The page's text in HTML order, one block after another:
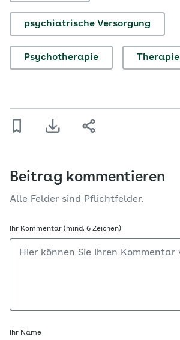
psychiatrische Versorgung
Psychotherapie Therapie
Beitrag kommentieren
Alle Felder sind Pflichtfelder.
Ihr Kommentar (mind. 6 Zeichen)
Ihr Name